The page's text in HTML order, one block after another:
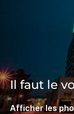
Il faut le
Afficher les